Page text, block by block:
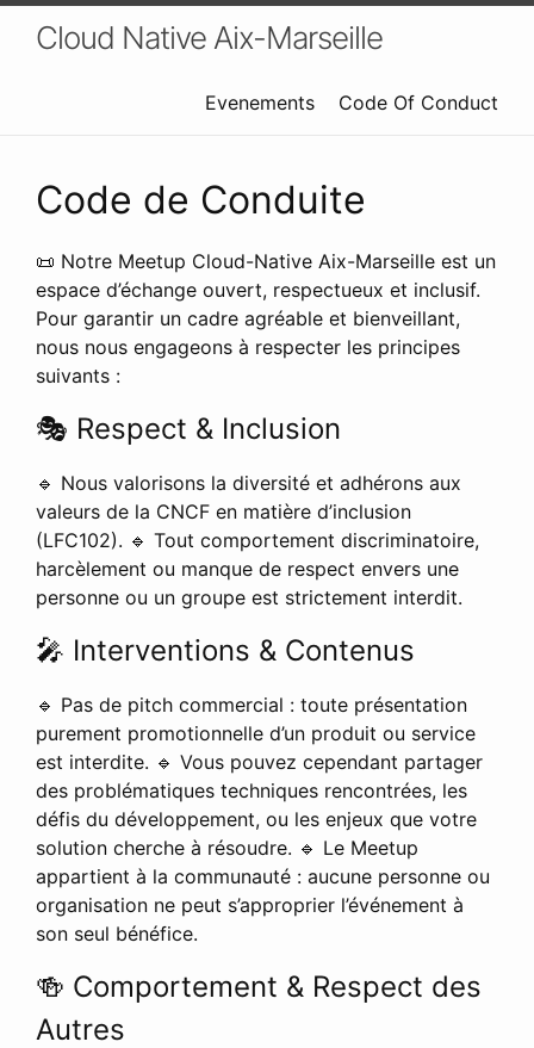
Cloud Native Aix-Marseille
Evenements Code Of Conduct
Code de Conduite
📜 Notre Meetup Cloud-Native Aix-Marseille est un
espace d’échange ouvert, respectueux et inclusif.
Pour garantir un cadre agréable et bienveillant,
nous nous engageons à respecter les principes
suivants :
🎭 Respect & Inclusion
🔹 Nous valorisons la diversité et adhérons aux
valeurs de la CNCF en matière d’inclusion
(LFC102). 🔹 Tout comportement discriminatoire,
harcèlement ou manque de respect envers une
personne ou un groupe est strictement interdit.
🎤 Interventions & Contenus
🔹 Pas de pitch commercial : toute présentation
purement promotionnelle d’un produit ou service
est interdite. 🔹 Vous pouvez cependant partager
des problématiques techniques rencontrées, les
défis du développement, ou les enjeux que votre
solution cherche à résoudre. 🔹 Le Meetup
appartient à la communauté : aucune personne ou
organisation ne peut s’approprier l’événement à
son seul bénéfice.
🍻 Comportement & Respect des
Autres